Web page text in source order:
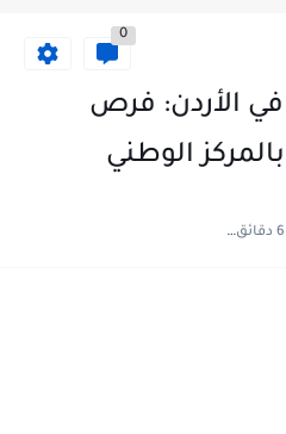
0
الأردن: فرص
الوطني
6 دقائق للقراءة